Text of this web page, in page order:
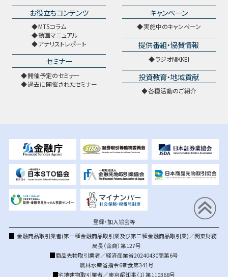
お役立ちコンテンツ
MT5コラム
動画マニュアル
アナリストレポート
セミナー
開催予定のセミナー
過去に開催されたセミナー
キャンペーン
実施中のキャンペーン
提供番組・協賛情報
ラジオNIKKEI
投資教育・地域貢献
各種活動のご紹介
登録・加入協会等
金融商品取引業者(第一種金融商品取引業及び第二種金融商品取引業)／関東財務
局長（金商）第127号
商品先物取引業者／経済産業省20240430商第6号
農林水産省指令6新食第341号
宅地建物取引業者／東京都知事（1）第110368号